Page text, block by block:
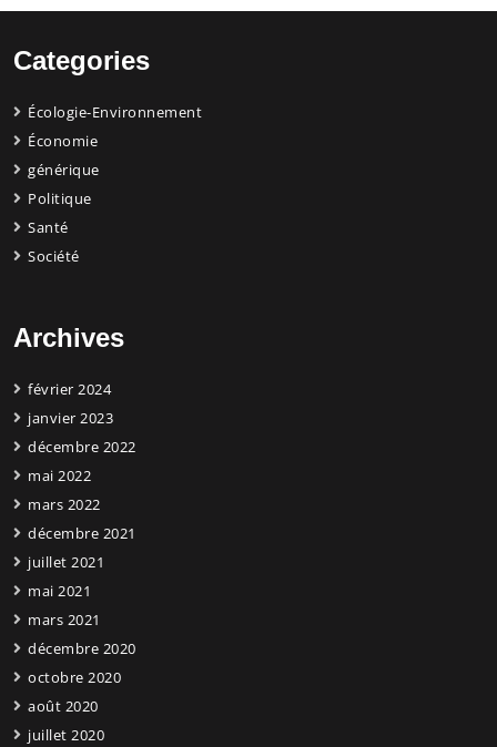
Categories
Écologie-Environnement
Économie
générique
Politique
Santé
Société
Archives
février 2024
janvier 2023
décembre 2022
mai 2022
mars 2022
décembre 2021
juillet 2021
mai 2021
mars 2021
décembre 2020
octobre 2020
août 2020
juillet 2020